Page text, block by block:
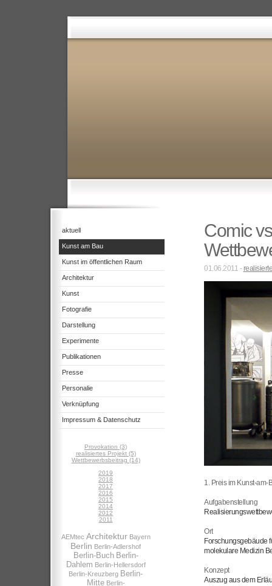
aktuell
Kunst am Bau
Kunst im öffentlichen Raum
Architektur
Kunst
Fotografie
Darstellung
Experimente
Publikationen
Presse
Personalie
Verknüpfung
Impressum & Datenschutz
Provokation (3)
realisiertes Projekt (5)
Wettbewerbsbeitrag (14)
2019
2018
2017
2016
2015
2014
2012
2011
AEMtec Architektur Bayern
Berlin Berlin-Adlershof
Berlin-Buch Berlin-
Dahlem Berlin-Hellersdorf
Berlin-Kreuzberg Berlin-
Mitte Berlin-
Comic
01.06.2011 -
1. Preis im Kunst-
Aufgabenstellung
Ort
Forschungsgebäude
molekulare Medizin
Konzept
Auszug aus dem